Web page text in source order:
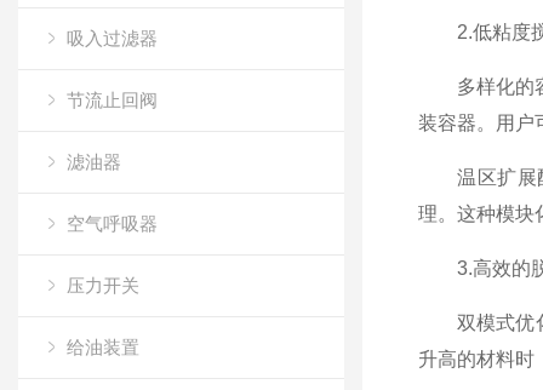
吸入过滤器
节流止回阀
滤油器
空气呼吸器
压力开关
给油装置
2.低粘度
多样化的容
装容器。用户
温区扩展配
理。这种模块
3.高效的脱
双模式优化
升高的材料时